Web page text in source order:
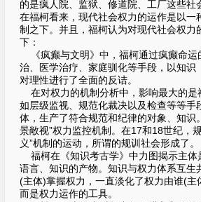
的是疯人院、监狱、修道院、工厂这些社
在福柯看来，现代社会权力的运作是以
制之下。并且，福柯认为对现代社会权
下：
《疯癫与文明》中，福柯通过疯癫命运
治、医学治疗、家庭驯化等手段，以知
对理性进行了全面的反诘。
在对权力的机制分析中，影响最大的是
如层级监视、规范化裁决以及检查等等
体，生产了符合规范和纪律的对象、知识
景敞视”权力监控机制。在17和18世纪，
义”机制的运动，所谓的规训社会形成了。
福柯在《知识考古学》中力图揭示主体
语言、知识的产物。知识与权力体系互
(主体)掌握权力，一直淡化了权力由谁(
而是权力运作的工具。